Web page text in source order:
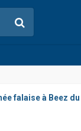
falaise à Beez du